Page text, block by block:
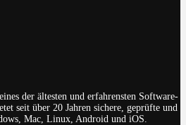
der ältesten und erfahrensten Software-
seit über 20 Jahren sichere, geprüfte und
Mac, Linux, Android und iOS.